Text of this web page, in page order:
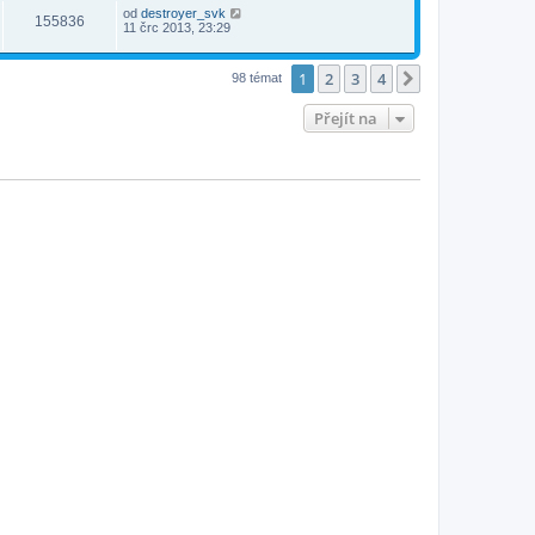
155836 od destroyer_svk
11 črc 2013, 23:29
98 témat 1 2 3 4
Přejít na